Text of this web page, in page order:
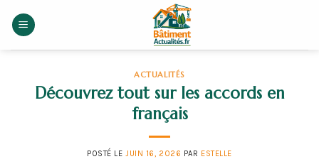
ACTUALITÉS
Découvrez tout sur les accords en
français
POSTÉ LEJUIN 16, 2026 PAR ESTELLE